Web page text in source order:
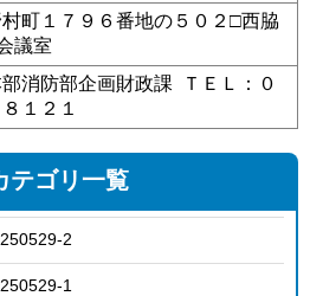
町１７９６番地の５０２□西脇
議室
消防部企画財政課 ＴＥＬ：０
１２１
テゴリ一覧
2
1